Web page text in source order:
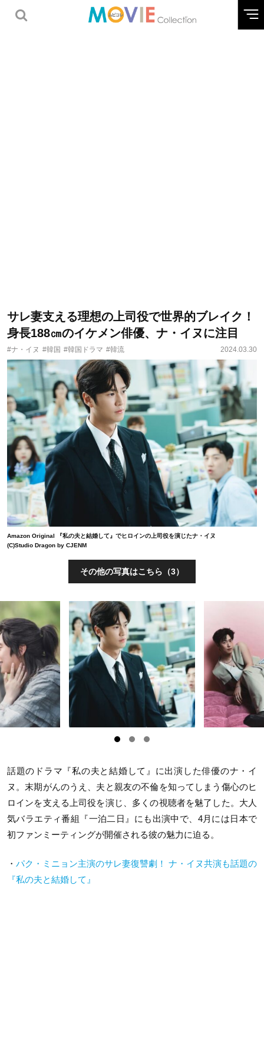
サレ妻支える理想の上司役で世界的ブレイク！
身長188㎝のイケメン俳優、ナ・イヌに注目
#ナ・イヌ #韓国 #韓国ドラマ #韓流 2024.03.30
Amazon Original 『私の夫と結婚して』でヒロインの上司役を演じたナ・イヌ
(C)Studio Dragon by CJENM
その他の写真はこちら（3）
話題のドラマ『私の夫と結婚して』に出演した俳優のナ・イ
ヌ。末期がんのうえ、夫と親友の不倫を知ってしまう傷心のヒ
ロインを支える上司役を演じ、多くの視聴者を魅了した。大人
気バラエティ番組『一泊二日』にも出演中で、4月には日本で
初ファンミーティングが開催される彼の魅力に迫る。
・ パク・ミニョン主演のサレ妻復讐劇！ ナ・イヌ共演も話題の
『私の夫と結婚して』